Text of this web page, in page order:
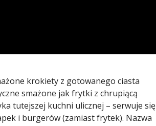
krokiety z gotowanego ciasta
smażone jak frytki z chrupiącą
tutejszej kuchni ulicznej – serwuje się
i burgerów (zamiast frytek). Nazwa